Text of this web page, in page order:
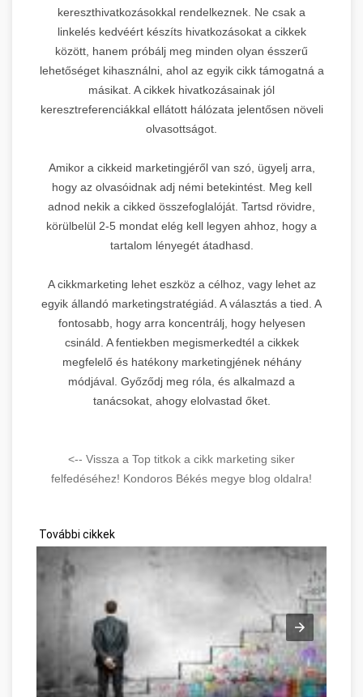
kereszthivatkozásokkal rendelkeznek. Ne csak a
linkelés kedvéért készíts hivatkozásokat a cikkek
között, hanem próbálj meg minden olyan ésszerű
lehetőséget kihasználni, ahol az egyik cikk támogatná a
másikat. A cikkek hivatkozásainak jól
keresztreferenciákkal ellátott hálózata jelentősen növeli
olvasottságot.
Amikor a cikkeid marketingjéről van szó, ügyelj arra,
hogy az olvasóidnak adj némi betekintést. Meg kell
adnod nekik a cikked összefoglalóját. Tartsd rövidre,
körülbelül 2-5 mondat elég kell legyen ahhoz, hogy a
tartalom lényegét átadhasd.
A cikkmarketing lehet eszköz a célhoz, vagy lehet az
egyik állandó marketingstratégiád. A választás a tied. A
fontosabb, hogy arra koncentrálj, hogy helyesen
csináld. A fentiekben megismerkedtél a cikkek
megfelelő és hatékony marketingjének néhány
módjával. Győződj meg róla, és alkalmazd a
tanácsokat, ahogy elolvastad őket.
<-- Vissza a Top titkok a cikk marketing siker
felfedéséhez! Kondoros Békés megye blog oldalra!
További cikkek